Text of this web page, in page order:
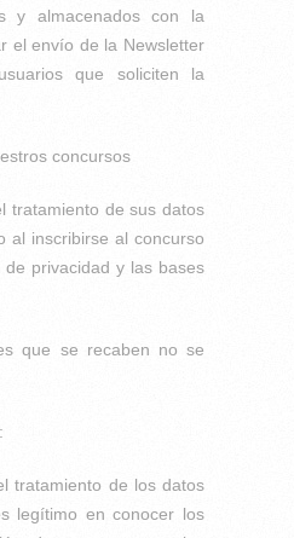
y almacenados con la
el envío de la Newsletter
que soliciten la
concursos
tratamiento de sus datos
al inscribirse al concurso
privacidad y las bases
que se recaben no se
tratamiento de los datos
legítimo en conocer los